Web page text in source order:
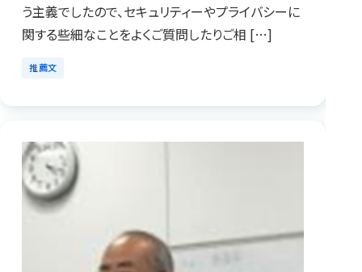
う主義でしたので、セキュリティーやプライバシーに
関する些細なことをよくご質問したりご相 […]
推薦文